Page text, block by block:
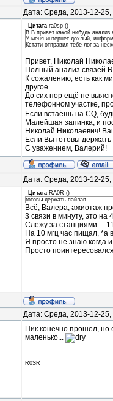
Дата: Среда, 2013-12-
Цитата ra0sp ()
В В привет какой нибудь анализ
У меня интернет дохлый,
Кстати отправил тебе лог за
Привет, Николай
Полный анализ связей
К сожалению, есть как
другое...
До сих пор ещё не
телефонном участке,
Если встаёшь на CQ,
Малейшая запинка, и
Николай Николаевич!
Если Вы готовы
С уважением, Валерий!
Дата: Среда, 2013-12-
Цитата RA0R ()
готовы держать пайлап
Всё, Валера, ажиотаж
3 связи в минуту, это
Слежу за станциями
На 10 мгц час пищал, *а
Я просто не знаю когда
Просто
Дата: Среда, 2013-12-
Пик конечно прошел, но
маленько...
R0SR